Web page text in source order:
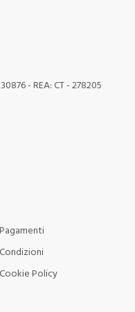
- REA: CT - 278205
Pagamenti
Condizioni
Cookie Policy